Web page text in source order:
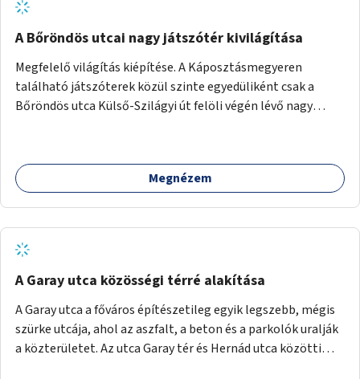
A Bőröndös utcai nagy játszótér kivilágítása
Megfelelő világítás kiépítése. A Káposztásmegyeren
található játszóterek közül szinte egyedüliként csak a
Bőröndös utca Külső-Szilágyi út felöli végén lévő nagy
Megnézem
A Garay utca közösségi térré alakítása
A Garay utca a főváros építészetileg egyik legszebb, mégis
szürke utcája, ahol az aszfalt, a beton és a parkolók uralják
a közterületet. Az utca Garay tér és Hernád utca közötti